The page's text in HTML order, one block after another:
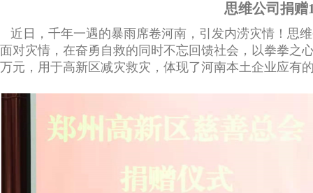
思维公司捐赠
近日，千年一遇的暴雨席卷河南，引发内涝灾情！思
面对灾情，在奋勇自救的同时不忘回馈社会，以拳拳之
万元，用于高新区减灾救灾，体现了河南本土企业应有